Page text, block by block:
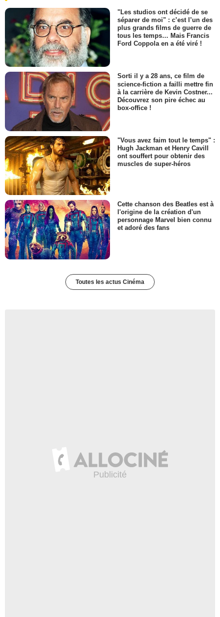
"Les studios ont décidé de se
séparer de moi" : c’est l’un des
plus grands films de guerre de
tous les temps… Mais Francis
Ford Coppola en a été viré !
Sorti il y a 28 ans, ce film de
science-fiction a failli mettre fin
à la carrière de Kevin Costner...
Découvrez son pire échec au
box-office !
"Vous avez faim tout le temps" :
Hugh Jackman et Henry Cavill
ont souffert pour obtenir des
muscles de super-héros
Cette chanson des Beatles est à
l'origine de la création d'un
personnage Marvel bien connu
et adoré des fans
Toutes les actus Cinéma